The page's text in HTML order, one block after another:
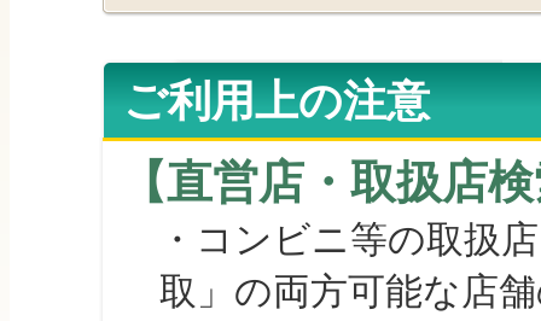
ご利用上の注意
【直営店・取扱店
・コンビニ等の取扱
取」の両方可能な店